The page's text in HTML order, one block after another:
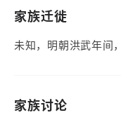
家族迁徙
未知，明朝洪武年间
家族讨论